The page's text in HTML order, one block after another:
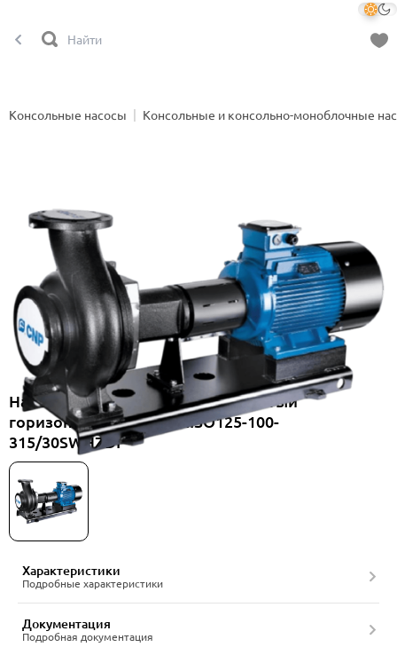
Консольные насосы Консольные и консольно-моноблочные
Насос консольный одноступенчатый
горизонтальный CNP NISO125-100-
315/30SWHZDI
Характеристики
Подробные характеристики
Документация
Подробная документация